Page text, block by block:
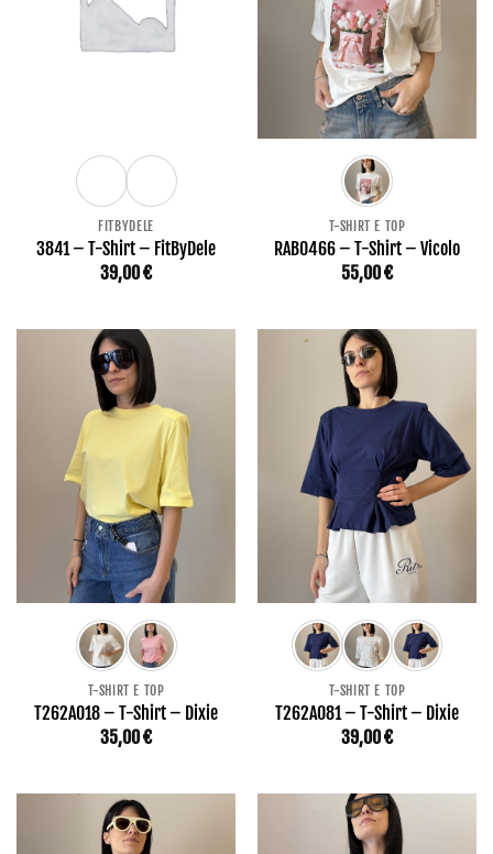
FITBYDELE
3841 – T-Shirt – FitByDele
39,00€
T-SHIRT E TOP
RAB0466 – T-Shirt – Vicolo
55,00€
T-SHIRT E TOP
T262A018 – T-Shirt – Dixie
35,00€
T-SHIRT E TOP
T262A081 – T-Shirt – Dixie
39,00€